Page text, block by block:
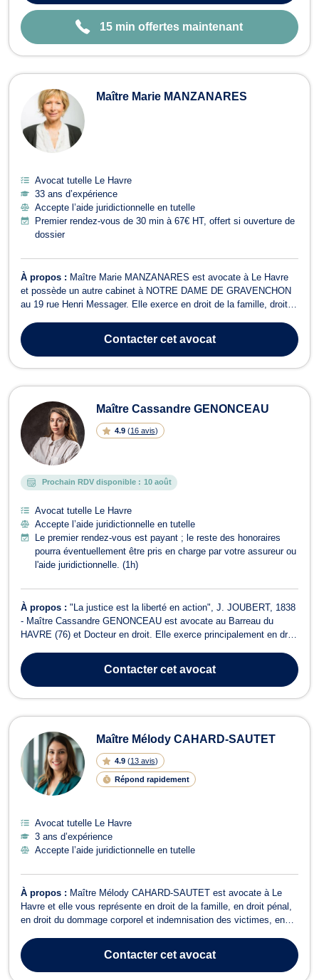
15 min offertes maintenant
Maître Marie MANZANARES
Avocat tutelle Le Havre
33 ans d’expérience
Accepte l’aide juridictionnelle en tutelle
Premier rendez-vous de 30 min à 67€ HT, offert si ouverture de
dossier
À propos : Maître Marie MANZANARES est avocate à Le Havre
et possède un autre cabinet à NOTRE DAME DE GRAVENCHON
au 19 rue Henri Messager. Elle exerce en droit de la famille, droit
MANZANARES est une avocate chevronnée qui vous propose ses
services pour une résolution de vos...
Contactercet avocat
Maître Cassandre GENONCEAU
4.9 (16 avis)
Prochain RDV disponible : 10 août
Avocat tutelle Le Havre
Accepte l’aide juridictionnelle en tutelle
Le premier rendez-vous est payant ; le reste des honoraires
pourra éventuellement être pris en charge par votre assureur ou
l'aide juridictionnelle. (1h)
À propos : "La justice est la liberté en action", J. JOUBERT, 1838
- Maître Cassandre GENONCEAU est avocate au Barreau du
HAVRE (76) et Docteur en droit. Elle exerce principalement en droit
Contactercet avocat
Maître Mélody CAHARD-SAUTET
4.9 (13 avis)
Répond rapidement
Avocat tutelle Le Havre
3 ans d’expérience
Accepte l’aide juridictionnelle en tutelle
À propos : Maître Mélody CAHARD-SAUTET est avocate à Le
Havre et elle vous représente en droit de la famille, en droit pénal,
en droit du dommage corporel et indemnisation des victimes, en
Maître Mélody CAHARD-SAUTET assiste ses clients dans le
cadre du divorce pa...Contactercet avocat